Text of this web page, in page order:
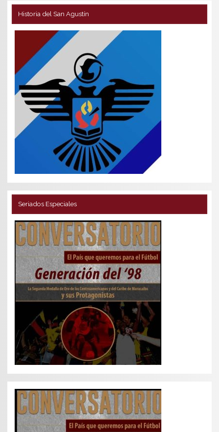
Historia del San Agustín
Seriados Especiales